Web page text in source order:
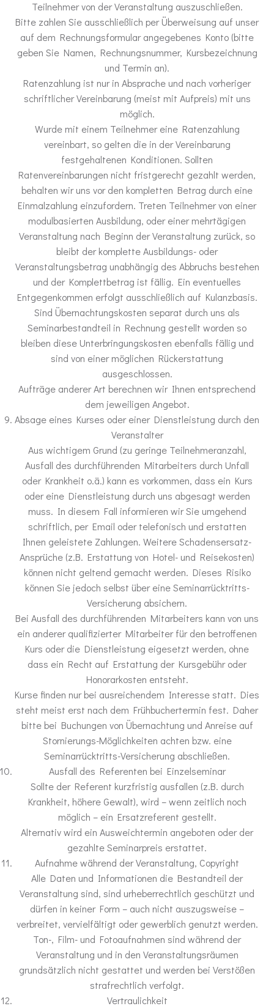
Teilnehmer von der Veranstaltung auszuschließen.
Bitte zahlen Sie ausschließlich per Überweisung auf unser
auf dem Rechnungsformular angegebenes Konto (bitte
geben Sie Namen, Rechnungsnummer, Kursbezeichnung
und Termin an).
Ratenzahlung ist nur in Absprache und nach vorheriger
schriftlicher Vereinbarung (meist mit Aufpreis) mit uns
möglich.
Wurde mit einem Teilnehmer eine Ratenzahlung
vereinbart, so gelten die in der Vereinbarung
festgehaltenen Konditionen. Sollten
Ratenvereinbarungen nicht fristgerecht gezahlt werden,
behalten wir uns vor den kompletten Betrag durch eine
Einmalzahlung einzufordern. Treten Teilnehmer von einer
modulbasierten Ausbildung, oder einer mehrtägigen
Veranstaltung nach Beginn der Veranstaltung zurück, so
bleibt der komplette Ausbildungs- oder
Veranstaltungsbetrag unabhängig des Abbruchs bestehen
und der Komplettbetrag ist fällig. Ein eventuelles
Entgegenkommen erfolgt ausschließlich auf Kulanzbasis.
Sind Übernachtungskosten separat durch uns als
Seminarbestandteil in Rechnung gestellt worden so
bleiben diese Unterbringungskosten ebenfalls fällig und
sind von einer möglichen Rückerstattung
ausgeschlossen.
Aufträge anderer Art berechnen wir Ihnen entsprechend
dem jeweiligen Angebot.
Absage eines Kurses oder einer Dienstleistung durch den
Veranstalter
Aus wichtigem Grund (zu geringe Teilnehmeranzahl,
Ausfall des durchführenden Mitarbeiters durch Unfall
oder Krankheit o.ä.) kann es vorkommen, dass ein Kurs
oder eine Dienstleistung durch uns abgesagt werden
muss. In diesem Fall informieren wir Sie umgehend
schriftlich, per Email oder telefonisch und erstatten
Ihnen geleistete Zahlungen. Weitere Schadensersatz-
Ansprüche (z.B. Erstattung von Hotel- und Reisekosten)
können nicht geltend gemacht werden. Dieses Risiko
können Sie jedoch selbst über eine Seminarrücktritts-
Versicherung absichern.
Bei Ausfall des durchführenden Mitarbeiters kann von uns
ein anderer qualifizierter Mitarbeiter für den betroffenen
Kurs oder die Dienstleistung eigesetzt werden, ohne
dass ein Recht auf Erstattung der Kursgebühr oder
Honorarkosten entsteht.
Kurse finden nur bei ausreichendem Interesse statt. Dies
steht meist erst nach dem Frühbuchertermin fest. Daher
bitte bei Buchungen von Übernachtung und Anreise auf
Stornierungs-Möglichkeiten achten bzw. eine
Seminarrücktritts-Versicherung abschließen.
Ausfall des Referenten bei Einzelseminar
Sollte der Referent kurzfristig ausfallen (z.B. durch
Krankheit, höhere Gewalt), wird – wenn zeitlich noch
möglich – ein Ersatzreferent gestellt.
Alternativ wird ein Ausweichtermin angeboten oder der
gezahlte Seminarpreis erstattet.
Aufnahme während der Veranstaltung, Copyright
Alle Daten und Informationen die Bestandteil der
Veranstaltung sind, sind urheberrechtlich geschützt und
dürfen in keiner Form – auch nicht auszugsweise –
verbreitet, vervielfältigt oder gewerblich genutzt werden.
Ton-, Film- und Fotoaufnahmen sind während der
Veranstaltung und in den Veranstaltungsräumen
grundsätzlich nicht gestattet und werden bei Verstößen
strafrechtlich verfolgt.
Vertraulichkeit